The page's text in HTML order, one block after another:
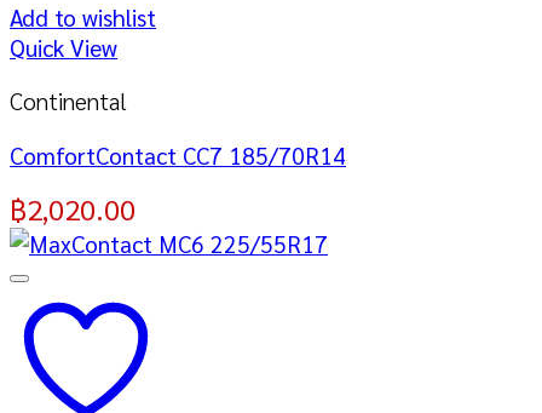
Add to wishlist
Quick View
Continental
ComfortContact CC7 185/70R14
฿2,020.00